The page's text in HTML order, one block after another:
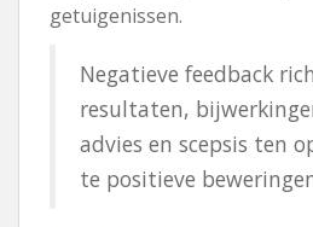
getuigenissen.
Negatieve feedback
resultaten,
advies en scepsis ten
te positieve